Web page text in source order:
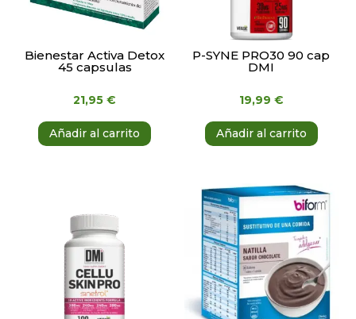
Bienestar Activa Detox
45 capsulas
21,95€
Añadir al carrito
P-SYNE PRO30 90 cap
DMI
19,99 €
Añadir al carrito